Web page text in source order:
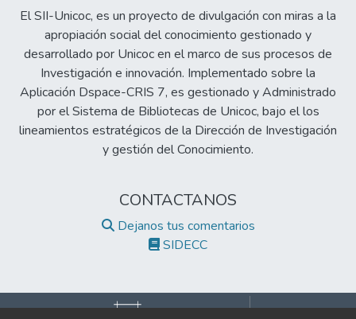
El SII-Unicoc, es un proyecto de divulgación con miras a la
apropiación social del conocimiento gestionado y
desarrollado por Unicoc en el marco de sus procesos de
Investigación e innovación. Implementado sobre la
Aplicación Dspace-CRIS 7, es gestionado y Administrado
por el Sistema de Bibliotecas de Unicoc, bajo el los
lineamientos estratégicos de la Dirección de Investigación
y gestión del Conocimiento.
CONTACTANOS
Dejanos tus comentarios
SIDECC